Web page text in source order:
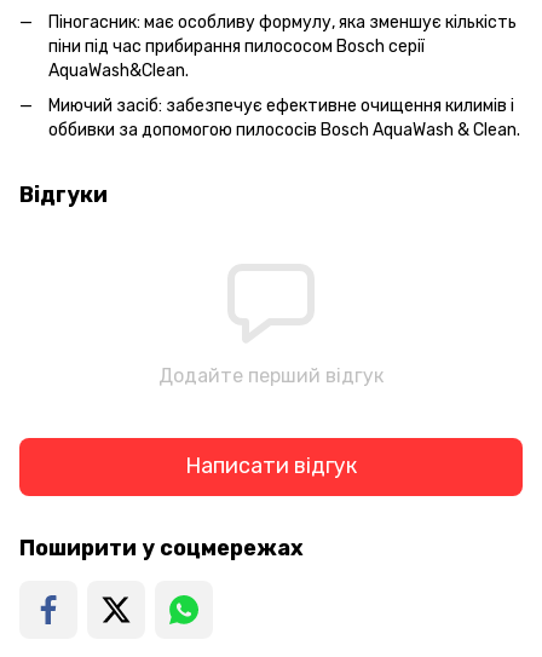
Піногасник: має особливу формулу, яка зменшує кількість
піни під час прибирання пилососом Bosch серії
AquaWash&Clean.
Миючий засіб: забезпечує ефективне очищення килимів і
оббивки за допомогою пилососів Bosch AquaWash & Clean.
Відгуки
Додайте перший відгук
Написати відгук
Поширити у соцмережах